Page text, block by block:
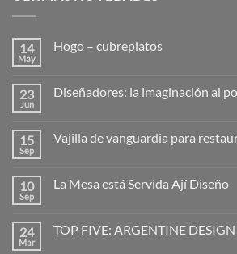
14
May
Hogo – cubreplatos
en
23
Jun
Diseñadores: la imaginación al
en
al
poder
15
Sep
Vajilla de vanguardia para
en
para
restaurantes
10
Sep
La Mesa está Servida Ají Diseño
en
24
Mar
TOP FIVE: ARGENTINE DESIGN